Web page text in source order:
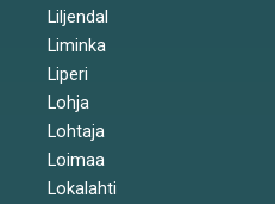
Liljendal
Liminka
Liperi
Lohja
Lohtaja
Loimaa
Lokalahti